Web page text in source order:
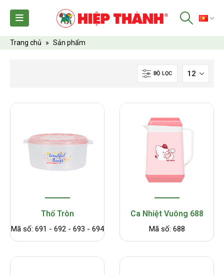
Trang chủ » Sản phẩm
BỘ LỌC
Thố Tròn
Mã số: 691 - 692 - 693 - 694
Ca Nhiệt Vuông 688
Mã số: 688